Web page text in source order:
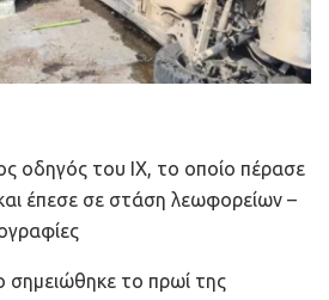
οδηγός του ΙΧ, το οποίο πέρασε
έπεσε σε στάση λεωφορείων –
το πρωί της